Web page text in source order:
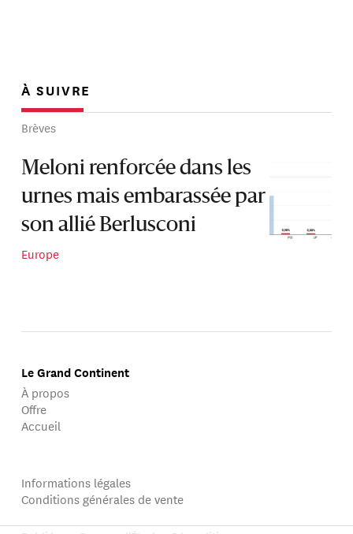
À SUIVRE
Brèves
Meloni renforcée dans les
urnes mais embarassée par
son allié Berlusconi
Europe
Le Grand Continent
À propos
Offre
Accueil
Informations légales
Conditions générales de vente